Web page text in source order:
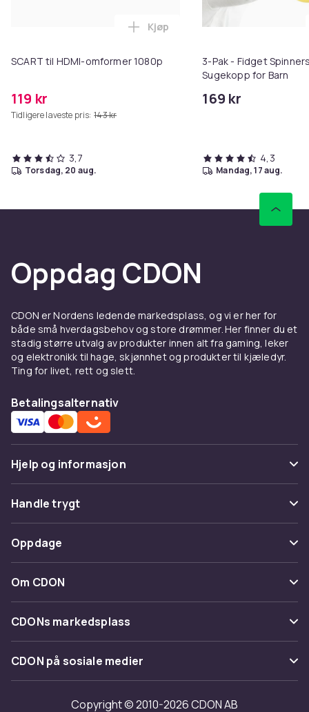
SCART til HDMI-omformer 1080p
119 kr
Tidligere laveste pris: 143 kr
Legg SCART til HDMI-omformer
Kjøp
3,7
torsdag, 20 aug.
3-Pak - Fidget
Sugekopp for Barn
169 kr
4,3
mandag, 17 aug.
Oppdag CDON
CDON er Nordens ledende markedsplass, og vi er her for
både små hverdagsbehov og store drømmer. Her finner du et
stadig større utvalg av produkter innen alt fra gaming, leker
og elektronikk til hage, skjønnhet og produkter til kjæledyr.
Ting for livet, rett og slett.
Betalingsalternativ
Hjelp og informasjon
Vanlige spørsmål
Spor pakke
Angre & returner her
Kontakt oss
Handle trygt
Betaling
Levering
Tilbakekallinger
Oppdage
Kategorier
Varemerker
Om CDON
Om oss
Kundeanmeldelser
Jobbe på CDON
Investor relations
CDONs markedsplass
Merchant Help Center
CDON på sosiale medier
Copyright © 2010-2026 CDON AB